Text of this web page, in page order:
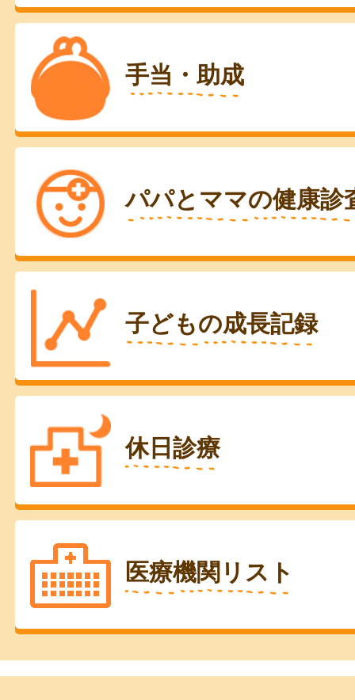
手当・助成
パパとママの健康診
子どもの成長記録
休日診療
医療機関リスト